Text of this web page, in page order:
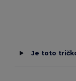
Je toto